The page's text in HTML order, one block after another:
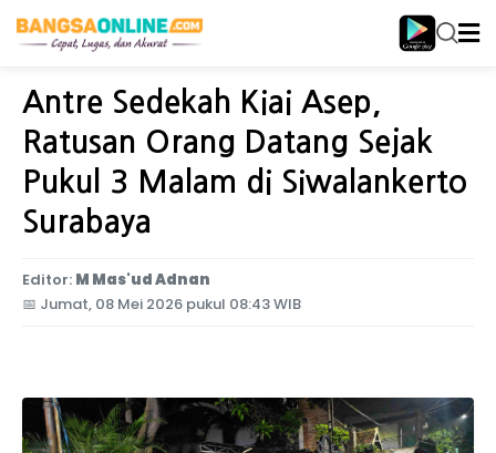
Home Jawa Timur
Antre Sedekah Kiai Asep,
Ratusan Orang Datang Sejak
Pukul 3 Malam di Siwalankerto
Surabaya
Editor: M Mas'ud Adnan
📅 Jumat, 08 Mei 2026 pukul 08:43 WIB